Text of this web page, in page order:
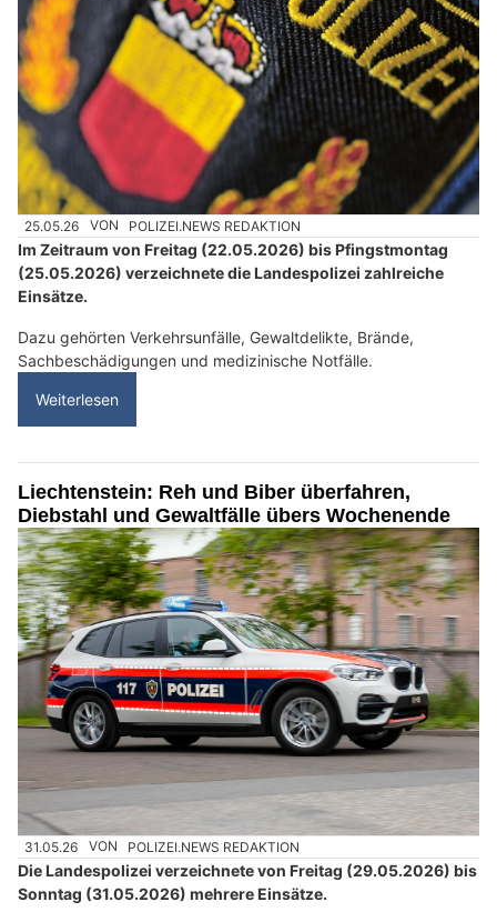
25.05.26 VON POLIZEI.NEWS REDAKTION
Im Zeitraum von Freitag (22.05.2026) bis Pfingstmontag
(25.05.2026) verzeichnete die Landespolizei zahlreiche
Einsätze.
Dazu gehörten Verkehrsunfälle, Gewaltdelikte, Brände,
Sachbeschädigungen und medizinische Notfälle.
Weiterlesen
Liechtenstein: Reh und Biber überfahren,
Diebstahl und Gewaltfälle übers Wochenende
31.05.26 VON POLIZEI.NEWS REDAKTION
Die Landespolizei verzeichnete von Freitag (29.05.2026) bis
Sonntag (31.05.2026) mehrere Einsätze.